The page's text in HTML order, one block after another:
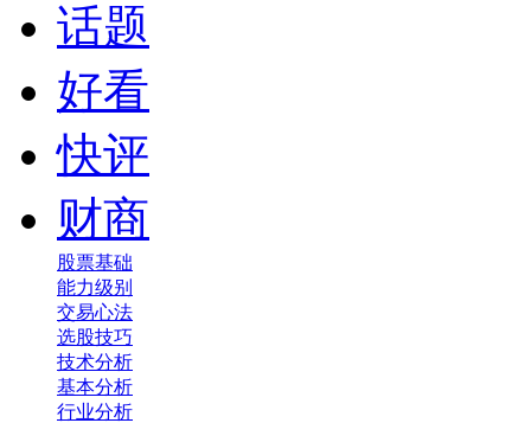
话题
好看
快评
财商
股票基础
能力级别
交易心法
选股技巧
技术分析
基本分析
行业分析